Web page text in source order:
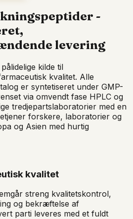
-
levering
kilde til
kvalitet. Alle
er syntetiseret under GMP-
via omvendt fase HPLC og
tredjepartslaboratorier med en
forskere, laboratorier og
og Asien med hurtig
kvalitet
streng kvalitetskontrol,
og bekræftelse af
parti leveres med et fuldt